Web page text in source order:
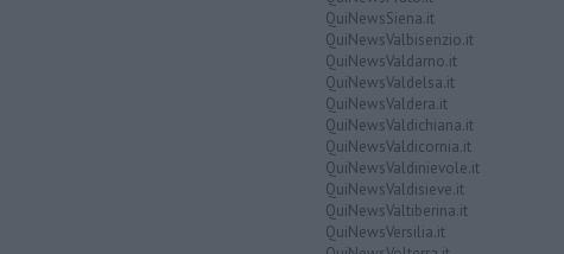
QuiNewsSiena.it
QuiNewsValbisenzio.it
QuiNewsValdarno.it
QuiNewsValdelsa.it
QuiNewsValdera.it
QuiNewsValdichiana.it
QuiNewsValdicornia.it
QuiNewsValdinievole.it
QuiNewsValdisieve.it
QuiNewsValtiberina.it
QuiNewsVersilia.it